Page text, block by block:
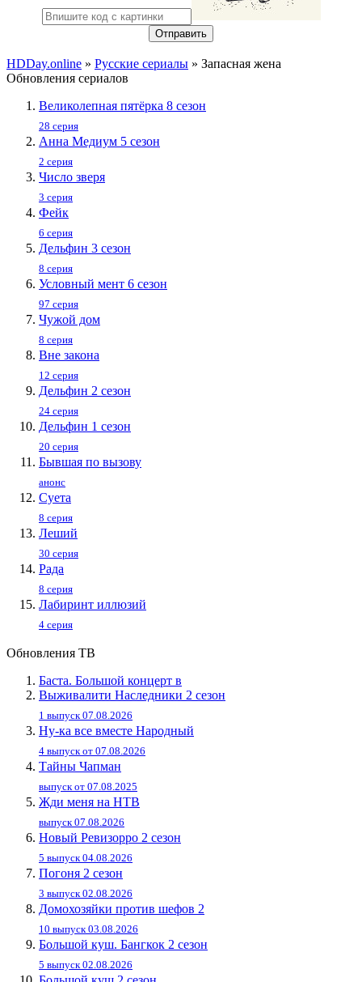
Отправить
HDDay.online » Русские сериалы » Запасная жена
Обновления сериалов
Великолепная пятёрка 8 сезон
28 серия
Анна Медиум 5 сезон
2 серия
Число зверя
3 серия
Фейк
6 серия
Дельфин 3 сезон
8 серия
Условный мент 6 сезон
97 серия
Чужой дом
8 серия
Вне закона
12 серия
Дельфин 2 сезон
24 серия
Дельфин 1 сезон
20 серия
Бывшая по вызову
анонс
Суета
8 серия
Леший
30 серия
Рада
8 серия
Лабиринт иллюзий
4 серия
Обновления ТВ
Баста. Большой концерт в
Выживалити Наследники 2 сезон
1 выпуск 07.08.2026
Ну-ка все вместе Народный
4 выпуск от 07.08.2026
Тайны Чапман
выпуск от 07.08.2025
Жди меня на НТВ
выпуск 07.08.2026
Новый Ревизорро 2 сезон
5 выпуск 04.08.2026
Погоня 2 сезон
3 выпуск 02.08.2026
Домохозяйки против шефов 2
10 выпуск 03.08.2026
Большой куш. Бангкок 2 сезон
5 выпуск 02.08.2026